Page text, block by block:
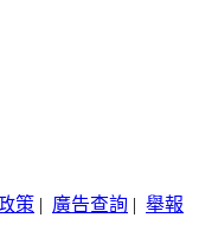
策 | 廣告查詢 | 舉報